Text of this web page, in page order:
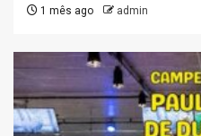
1 mês ago admin